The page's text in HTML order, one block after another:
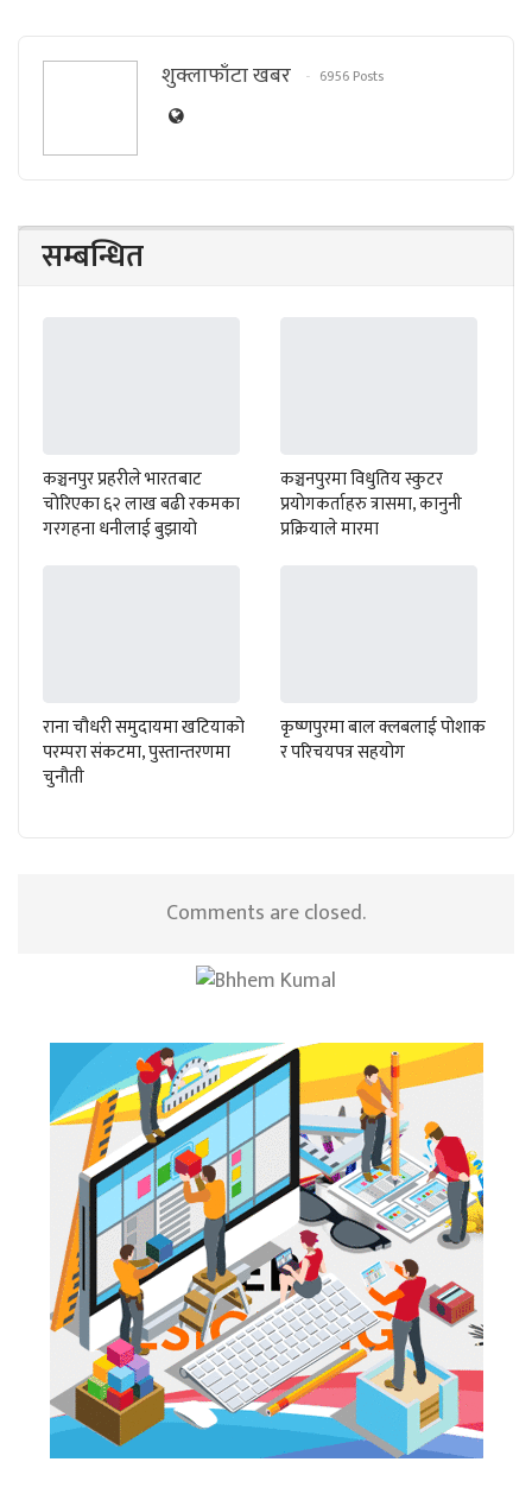
शुक्लाफाँटा खबर 6956 Posts
सम्बन्धित
कञ्चनपुर प्रहरीले भारतबाट
चोरिएका ६२ लाख बढी रकमका
गरगहना धनीलाई बुझायो
कञ्चनपुरमा विधुतिय स्कुटर
प्रयोगकर्ताहरु त्रासमा, कानुनी
प्रक्रियाले मारमा
राना चौधरी समुदायमा खटियाको
परम्परा संकटमा, पुस्तान्तरणमा
चुनौती
कृष्णपुरमा बाल क्लबलाई पोशाक
र परिचयपत्र सहयोग
Comments are closed.